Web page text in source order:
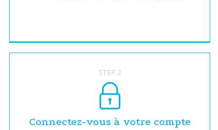
STEP 2
Connectez-vous à votre compte